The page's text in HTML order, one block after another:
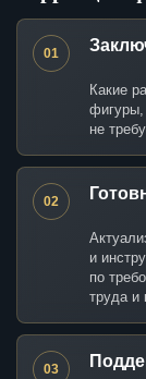
01
Какие
фигуры,
не
02
и
по
труда и
03